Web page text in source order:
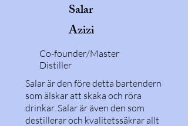
Salar
Azizi
Co-founder/Master
Distiller
Salar är den före detta bartendern
som älskar att skaka och röra
drinkar. Salar är även den som
destillerar och kvalitetssäkrar allt